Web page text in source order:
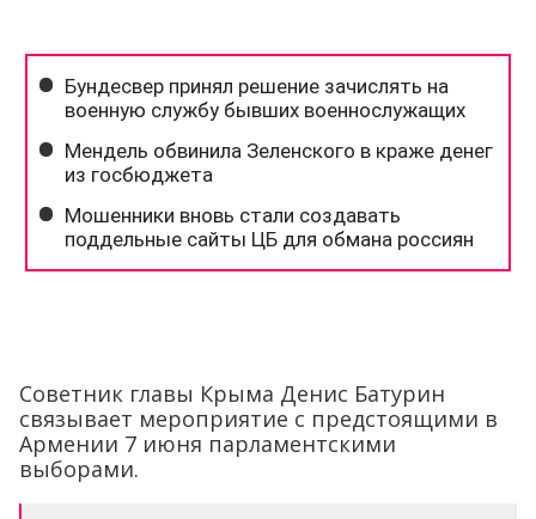
Советник главы Крыма Денис Батурин
связывает мероприятие с предстоящими в
Армении 7 июня парламентскими
выборами.